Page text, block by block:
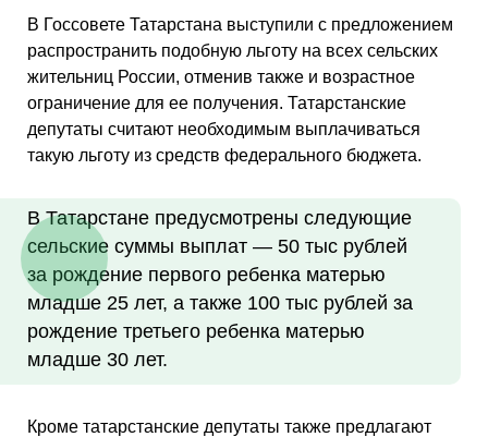
В Госсовете Татарстана выступили с предложением
распространить подобную льготу на всех сельских
жительниц России, отменив также и возрастное
ограничение для ее получения. Татарстанские
депутаты считают необходимым выплачиваться
такую льготу из средств федерального бюджета.
В Татарстане предусмотрены следующие
сельские суммы выплат — 50 тыс рублей
за рождение первого ребенка матерью
младше 25 лет, а также 100 тыс рублей за
рождение третьего ребенка матерью
младше 30 лет.
Кроме татарстанские депутаты также предлагают